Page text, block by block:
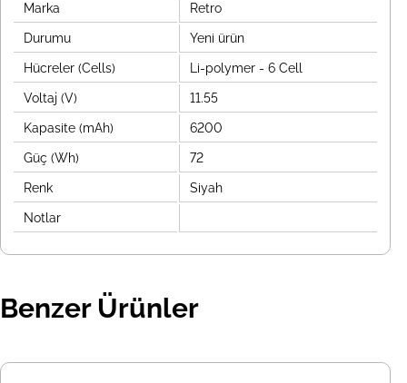
Marka Retro
Durumu Yeni ürün
Hücreler (Cells) Li-polymer - 6 Cell
Voltaj (V) 11.55
Kapasite (mAh) 6200
Güç (Wh) 72
Renk Siyah
Notlar
Benzer Ürünler